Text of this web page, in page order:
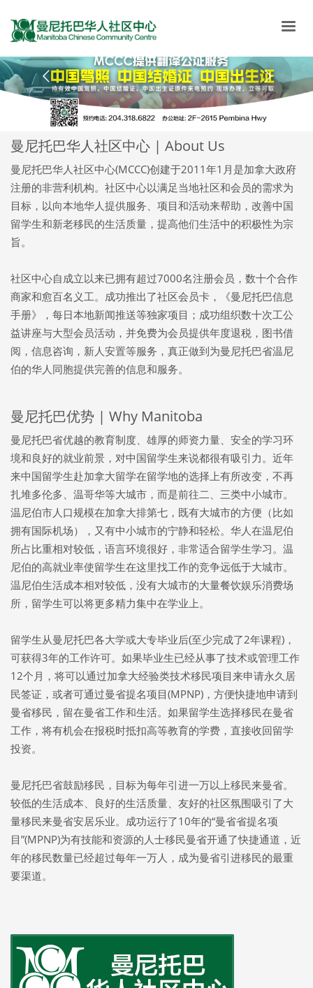
曼尼托巴华人社区中心 | About Us
曼尼托巴华人社区中心(MCCC)创建于2011年1月是加拿大政府
注册的非营利机构。社区中心以满足当地社区和会员的需求为
目标，以向本地华人提供服务、项目和活动来帮助，改善中国
留学生和新老移民的生活质量，提高他们生活中的积极性为宗
旨。
社区中心自成立以来已拥有超过7000名注册会员，数十个合作
商家和愈百名义工。成功推出了社区会员卡，《曼尼托巴信息
手册》，每日本地新闻推送等独家项目；成功组织数十次工公
益讲座与大型会员活动，并免费为会员提供年度退税，图书借
阅，信息咨询，新人安置等服务，真正做到为曼尼托巴省温尼
伯的华人同胞提供完善的信息和服务。
曼尼托巴优势 | Why Manitoba
曼尼托巴省优越的教育制度、雄厚的师资力量、安全的学习环
境和良好的就业前景，对中国留学生来说都很有吸引力。近年
来中国留学生赴加拿大留学在留学地的选择上有所改变，不再
扎堆多伦多、温哥华等大城市，而是前往二、三类中小城市。
温尼伯市人口规模在加拿大排第七，既有大城市的方便（比如
拥有国际机场），又有中小城市的宁静和轻松。华人在温尼伯
所占比重相对较低，语言环境很好，非常适合留学生学习。温
尼伯的高就业率使留学生在这里找工作的竞争远低于大城市。
温尼伯生活成本相对较低，没有大城市的大量餐饮娱乐消费场
所，留学生可以将更多精力集中在学业上。
留学生从曼尼托巴各大学或大专毕业后(至少完成了2年课程)，
可获得3年的工作许可。如果毕业生已经从事了技术或管理工作
12个月，将可以通过加拿大经验类技术移民项目来申请永久居
民签证，或者可通过曼省提名项目(MPNP)，方便快捷地申请到
曼省移民，留在曼省工作和生活。如果留学生选择移民在曼省
工作，将有机会在报税时抵扣高等教育的学费，直接收回留学
投资。
曼尼托巴省鼓励移民，目标为每年引进一万以上移民来曼省。
较低的生活成本、良好的生活质量、友好的社区氛围吸引了大
量移民来曼省安居乐业。成功运行了10年的“曼省省提名项
目”(MPNP)为有技能和资源的人士移民曼省开通了快捷通道，近
年的移民数量已经超过每年一万人，成为曼省引进移民的最重
要渠道。